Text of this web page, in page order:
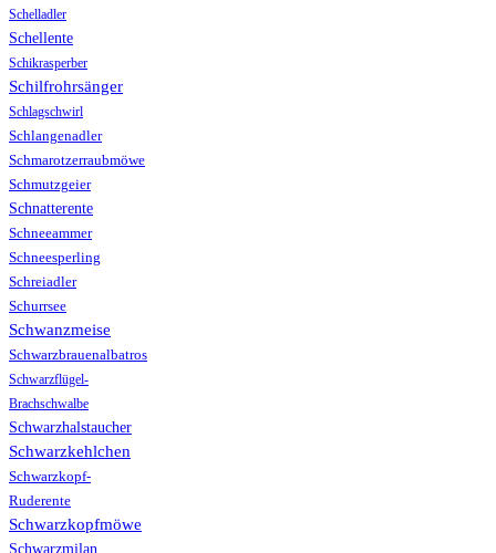
Schelladler
Schellente
Schikrasperber
Schilfrohrsänger
Schlagschwirl
Schlangenadler
Schmarotzerraubmöwe
Schmutzgeier
Schnatterente
Schneeammer
Schneesperling
Schreiadler
Schurrsee
Schwanzmeise
Schwarzbrauenalbatros
Schwarzflügel-
Brachschwalbe
Schwarzhalstaucher
Schwarzkehlchen
Schwarzkopf-
Ruderente
Schwarzkopfmöwe
Schwarzmilan